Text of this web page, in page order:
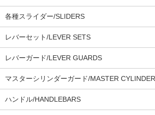
各種スライダー/SLIDERS
レバーセット/LEVER SETS
レバーガード/LEVER GUARDS
マスターシリンダーガード/MASTER
ハンドル/HANDLEBARS